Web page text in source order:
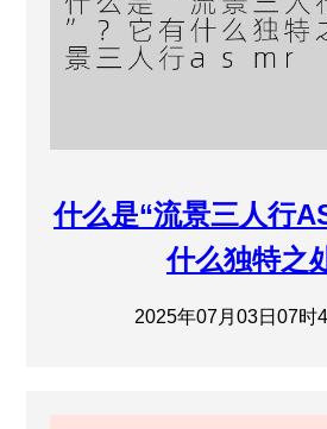
什么是“流景三人行
什么独特之
2025年07月03日07时